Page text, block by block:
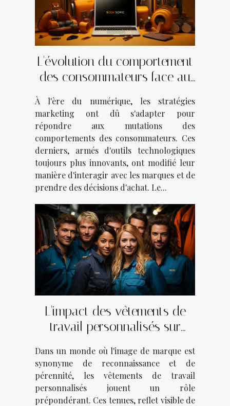
L'évolution du comportement
des consommateurs face au
À l'ère du numérique, les stratégies
marketing ont dû s'adapter pour
répondre aux mutations des
comportements des consommateurs. Ces
derniers, armés d'outils technologiques
toujours plus innovants, ont modifié leur
manière d'interagir avec les marques et de
prendre des décisions d'achat. Le...
L'impact des vêtements de
travail personnalisés sur
divers secteurs d'activité
Dans un monde où l'image de marque est
synonyme de reconnaissance et de
pérennité, les vêtements de travail
personnalisés jouent un rôle
prépondérant. Ces tenues, reflet visible de